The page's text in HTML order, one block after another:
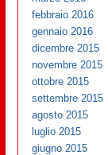
febbraio 2016
gennaio 2016
dicembre 2015
novembre 2015
ottobre 2015
settembre 2015
agosto 2015
luglio 2015
giugno 2015